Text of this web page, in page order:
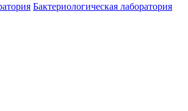
Бактериологическая лаборатория